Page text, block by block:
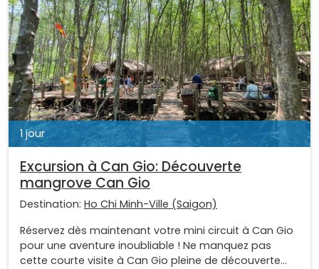
1 jour
Excursion à Can Gio: Découverte
mangrove Can Gio
Destination: Ho Chi Minh-Ville (Saigon)
Réservez dès maintenant votre mini circuit à Can Gio
pour une aventure inoubliable ! Ne manquez pas
cette courte visite à Can Gio pleine de découverte...